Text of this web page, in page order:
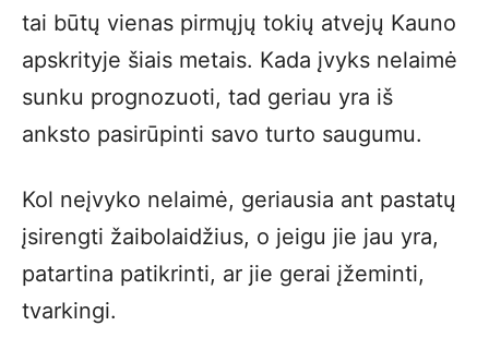
tai būtų vienas pirmųjų tokių atvejų Kauno
apskrityje šiais metais. Kada įvyks nelaimė
sunku prognozuoti, tad geriau yra iš
anksto pasirūpinti savo turto saugumu.
Kol neįvyko nelaimė, geriausia ant pastatų
įsirengti žaibolaidžius, o jeigu jie jau yra,
patartina patikrinti, ar jie gerai įžeminti,
tvarkingi.